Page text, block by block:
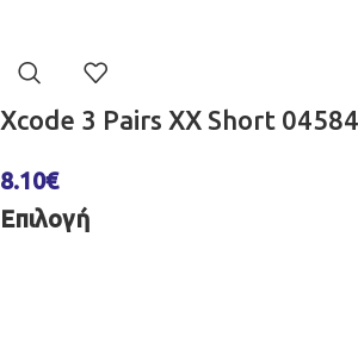
Xcode 3 Pairs XX Short
8.10€
Επιλογή